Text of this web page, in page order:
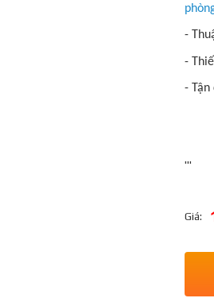
-
-
-
'''
Giá: